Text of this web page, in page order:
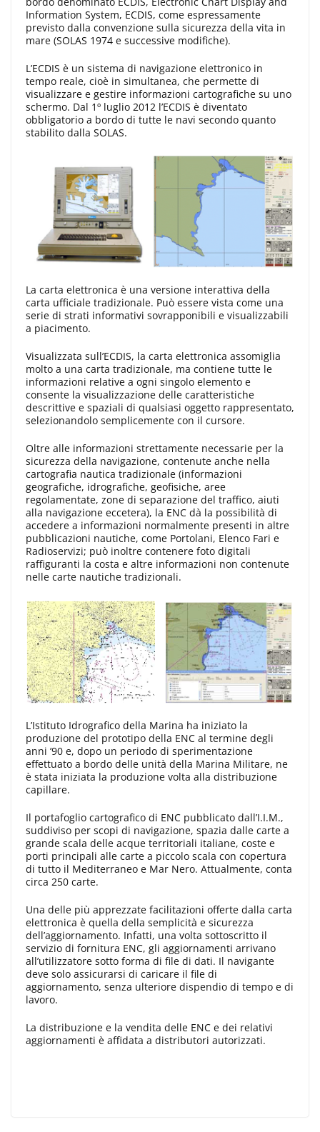
Information System, ECDIS, come espressamente
previsto dalla convenzione sulla sicurezza della vita in
mare (SOLAS 1974 e successive modifiche).
L’ECDIS è un sistema di navigazione elettronico in
tempo reale, cioè in simultanea, che permette di
visualizzare e gestire informazioni cartografiche su uno
schermo. Dal 1º luglio 2012 l’ECDIS è diventato
obbligatorio a bordo di tutte le navi secondo quanto
stabilito dalla SOLAS.
La carta elettronica è una versione interattiva della
carta ufficiale tradizionale. Può essere vista come una
serie di strati informativi sovrapponibili e visualizzabili
a piacimento.
Visualizzata sull’ECDIS, la carta elettronica assomiglia
molto a una carta tradizionale, ma contiene tutte le
informazioni relative a ogni singolo elemento e
consente la visualizzazione delle caratteristiche
descrittive e spaziali di qualsiasi oggetto rappresentato,
selezionandolo semplicemente con il cursore.
Oltre alle informazioni strettamente necessarie per la
sicurezza della navigazione, contenute anche nella
cartografia nautica tradizionale (informazioni
geografiche, idrografiche, geofisiche, aree
regolamentate, zone di separazione del traffico, aiuti
alla navigazione eccetera), la ENC dà la possibilità di
accedere a informazioni normalmente presenti in altre
pubblicazioni nautiche, come Portolani, Elenco Fari e
Radioservizi; può inoltre contenere foto digitali
raffiguranti la costa e altre informazioni non contenute
nelle carte nautiche tradizionali.
L’Istituto Idrografico della Marina ha iniziato la
produzione del prototipo della ENC al termine degli
anni ’90 e, dopo un periodo di sperimentazione
effettuato a bordo delle unità della Marina Militare, ne
è stata iniziata la produzione volta alla distribuzione
capillare.
Il portafoglio cartografico di ENC pubblicato dall’I.I.M.,
suddiviso per scopi di navigazione, spazia dalle carte a
grande scala delle acque territoriali italiane, coste e
porti principali alle carte a piccolo scala con copertura
di tutto il Mediterraneo e Mar Nero. Attualmente, conta
circa 250 carte.
Una delle più apprezzate facilitazioni offerte dalla carta
elettronica è quella della semplicità e sicurezza
dell’aggiornamento. Infatti, una volta sottoscritto il
servizio di fornitura ENC, gli aggiornamenti arrivano
all’utilizzatore sotto forma di file di dati. Il navigante
deve solo assicurarsi di caricare il file di
aggiornamento, senza ulteriore dispendio di tempo e di
lavoro.
La distribuzione e la vendita delle ENC e dei relativi
aggiornamenti è affidata a distributori autorizzati.